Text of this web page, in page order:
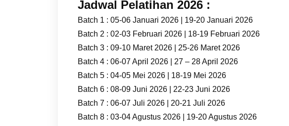
Jadwal Pelatihan 2026 :
Batch 1 : 05-06 Januari 2026 | 19-20 Januari 2026
Batch 2 : 02-03 Februari 2026 | 18-19 Februari 2026
Batch 3 : 09-10 Maret 2026 | 25-26 Maret 2026
Batch 4 : 06-07 April 2026 | 27 – 28 April 2026
Batch 5 : 04-05 Mei 2026 | 18-19 Mei 2026
Batch 6 : 08-09 Juni 2026 | 22-23 Juni 2026
Batch 7 : 06-07 Juli 2026 | 20-21 Juli 2026
Batch 8 : 03-04 Agustus 2026 | 19-20 Agustus 2026